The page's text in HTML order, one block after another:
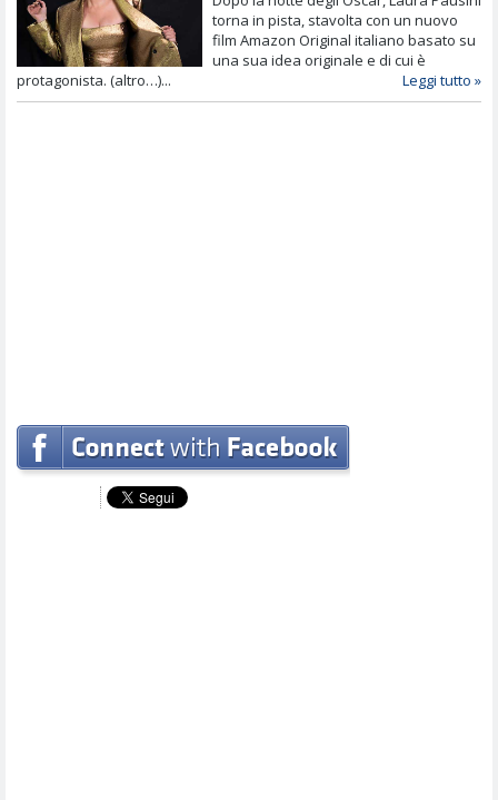
torna in pista, stavolta con un nuovo
film Amazon Original italiano basato su
una sua idea originale e di cui è
protagonista. (altro…)...
Leggi tutto »